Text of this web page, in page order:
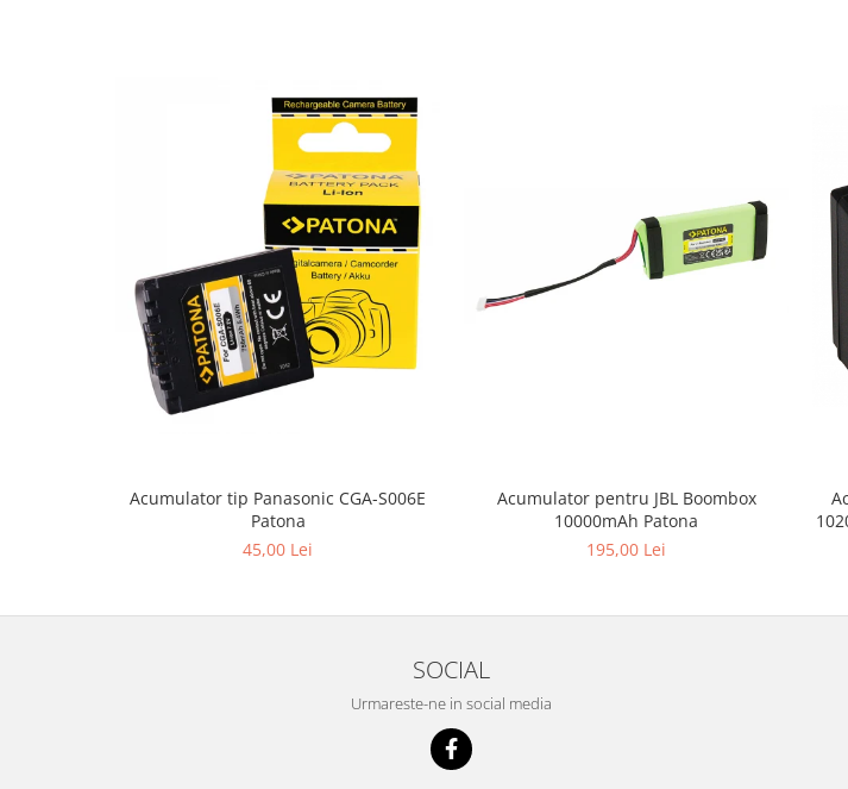
Acumulator tip Panasonic CGA-S006E
Patona
45,00 Lei
Acumulator pentru JBL Boombox
10000mAh Patona
195,00 Lei
SOCIAL
Urmareste-ne in social media